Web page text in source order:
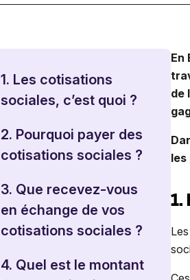
1. Les cotisations
sociales, c’est quoi ?
2. Pourquoi payer des
cotisations sociales ?
3. Que recevez-vous
en échange de vos
cotisations sociales ?
4. Quel est le montant
En
de
les